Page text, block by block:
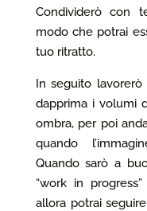
Condividerò con
modo che potrai
tuo ritratto.
In seguito
dapprima i volumi
ombra, per poi
quando
Quando sarò a
“work in
allora potrai